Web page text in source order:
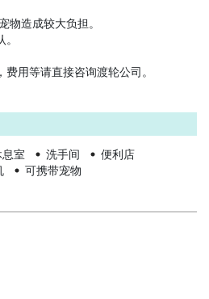
造成较大负担。
用等请直接咨询渡轮公司。
室 洗手间
便利店
可携带宠物